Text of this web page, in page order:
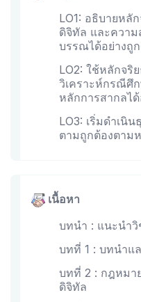
LO1: อธิบายหลั
ดิจิทัล และควา
บรรณได้อย่างถู
LO2: ใช้หลักจริ
วิเคราะห์กรณีศึ
หลักการสากลไ
LO3: เริ่มดำเนิ
ตามถูกต้องตาม
เนื้อหา
บทนำ : แนะนำวิ
บทที่ 1 : บทนำแ
บทที่ 2 : กฎหมา
ดิจิทัล